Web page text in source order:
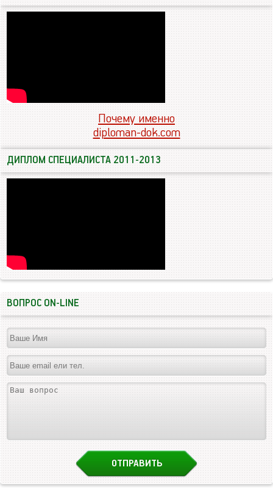
Почему именно
diploman-dok.com
ДИПЛОМ СПЕЦИАЛИСТА 2011-2013
ВОПРОС ON-LINE